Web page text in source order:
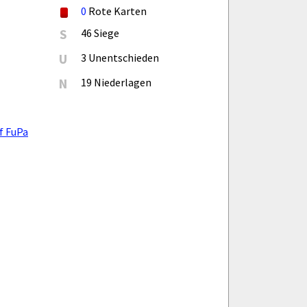
0 Rote Karten
S 46 Siege
U 3 Unentschieden
N 19 Niederlagen
FuPa